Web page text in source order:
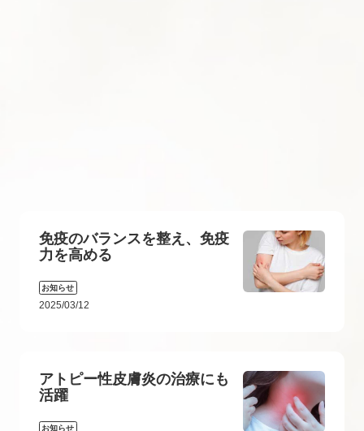
免疫のバランスを整え、免疫
力を高める
お知らせ
2025/03/12
アトピー性皮膚炎の治療にも
活躍
お知らせ